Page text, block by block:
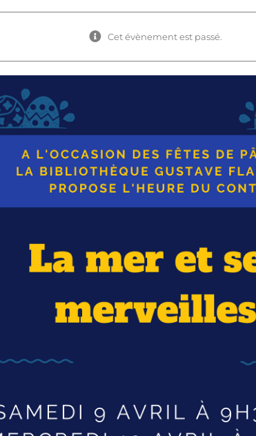
Cet évènement est passé.